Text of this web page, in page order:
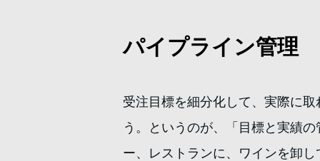
パイプライン管理
受注目標を細分化して、実際に
う。というのが、「目標と実績
ー、レストランに、ワインを卸